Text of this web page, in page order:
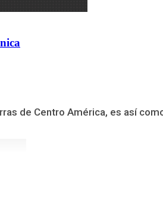
de Centro América, es así